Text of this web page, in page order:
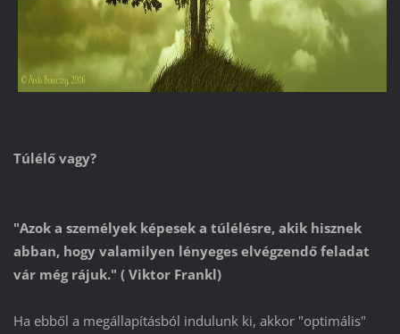
Túlélő vagy?
"Azok a személyek képesek a túlélésre, akik hisznek
abban, hogy valamilyen lényeges elvégzendő feladat
vár még rájuk." ( Viktor Frankl)
Ha ebből a megállapításból indulunk ki, akkor "optimális"